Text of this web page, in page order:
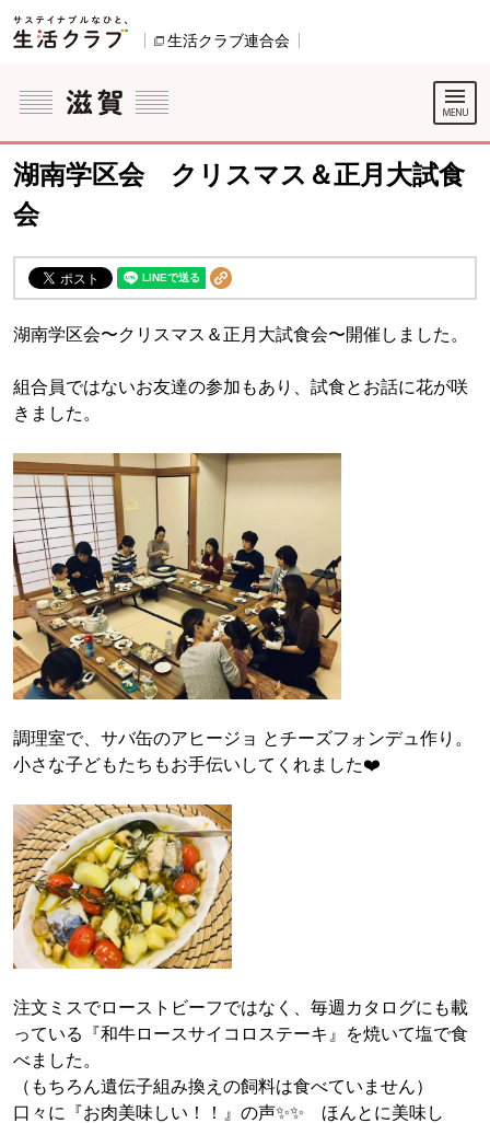
ページの先頭です。
生活クラブ連合会
ここからサイト内共通メニューです。
サイト内共通メニューをスキップする
サイト内共通メニューここまで。
湖南学区会 クリスマス＆正月大試食
会
湖南学区会〜クリスマス＆正月大試食会〜開催しました。
組合員ではないお友達の参加もあり、試食とお話に花が咲
きました。
調理室で、サバ缶のアヒージョ とチーズフォンデュ作り。
小さな子どもたちもお手伝いしてくれました❤️
注文ミスでローストビーフではなく、毎週カタログにも載
っている『和牛ロースサイコロステーキ』を焼いて塩で食
べました。
（もちろん遺伝子組み換えの飼料は食べていません）
口々に『お肉美味しい！！』の声✨✨ ほんとに美味し